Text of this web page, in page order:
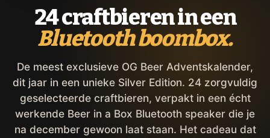
24 craftbieren in een
Bluetooth boombox.
De meest exclusieve OG Beer Adventskalender,
dit jaar in een unieke Silver Edition. 24 zorgvuldig
geselecteerde craftbieren, verpakt in een écht
werkende Beer in a Box Bluetooth speaker die je
na december gewoon laat staan. Het cadeau dat